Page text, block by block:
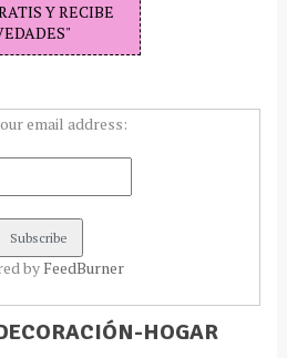
Y RECIBE
email address:
by FeedBurner
HOGAR